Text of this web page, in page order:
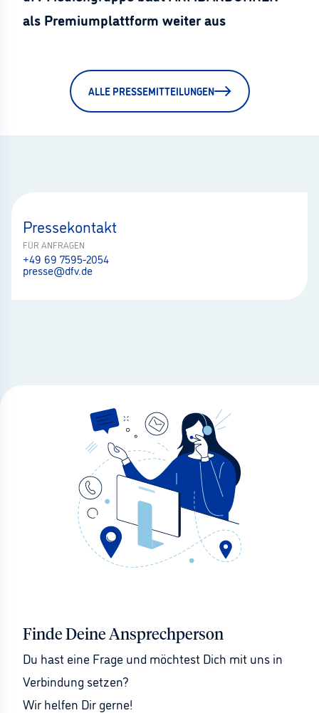
als Premiumplattform weiter aus
ALLE PRESSEMITTEILUNGEN
Pressekontakt
FÜR ANFRAGEN
+49 69 7595-2054
presse@dfv.de
Finde Deine Ansprechperson
Du hast eine Frage und möchtest Dich mit uns in
Verbindung setzen?
Wir helfen Dir gerne!